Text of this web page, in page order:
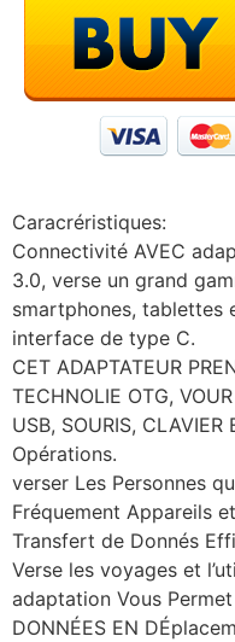
Caracréristiques:
Connectivité AVEC
3.0, verse un grand
smartphones, tablettes
interface de type C.
CET ADAPTATEUR
TECHNOLIE OTG,
USB, SOURIS,
Opérations.
verser Les Personnes
Fréquement Appareils
Transfert de Donnés
Verse les voyages et
adaptation Vous
DONNÉES EN